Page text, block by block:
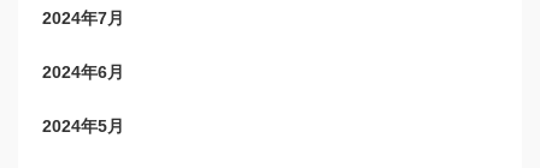
2024年7月
2024年6月
2024年5月